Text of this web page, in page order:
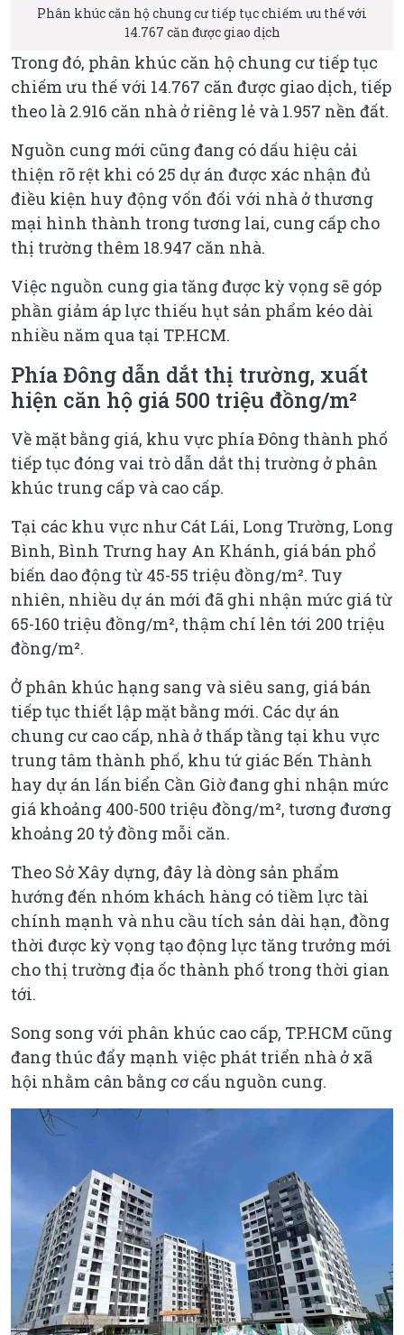
Phân khúc căn hộ chung cư tiếp tục chiếm ưu thế với
14.767 căn được giao dịch
Trong đó, phân khúc căn hộ chung cư tiếp tục
chiếm ưu thế với 14.767 căn được giao dịch, tiếp
theo là 2.916 căn nhà ở riêng lẻ và 1.957 nền đất.
Nguồn cung mới cũng đang có dấu hiệu cải
thiện rõ rệt khi có 25 dự án được xác nhận đủ
điều kiện huy động vốn đối với nhà ở thương
mại hình thành trong tương lai, cung cấp cho
thị trường thêm 18.947 căn nhà.
Việc nguồn cung gia tăng được kỳ vọng sẽ góp
phần giảm áp lực thiếu hụt sản phẩm kéo dài
nhiều năm qua tại TP.HCM.
Phía Đông dẫn dắt thị trường, xuất
hiện căn hộ giá 500 triệu đồng/m²
Về mặt bằng giá, khu vực phía Đông thành phố
tiếp tục đóng vai trò dẫn dắt thị trường ở phân
khúc trung cấp và cao cấp.
Tại các khu vực như Cát Lái, Long Trường, Long
Bình, Bình Trưng hay An Khánh, giá bán phổ
biến dao động từ 45-55 triệu đồng/m². Tuy
nhiên, nhiều dự án mới đã ghi nhận mức giá từ
65-160 triệu đồng/m², thậm chí lên tới 200 triệu
đồng/m².
Ở phân khúc hạng sang và siêu sang, giá bán
tiếp tục thiết lập mặt bằng mới. Các dự án
chung cư cao cấp, nhà ở thấp tầng tại khu vực
trung tâm thành phố, khu tứ giác Bến Thành
hay dự án lấn biển Cần Giờ đang ghi nhận mức
giá khoảng 400-500 triệu đồng/m², tương đương
khoảng 20 tỷ đồng mỗi căn.
Theo Sở Xây dựng, đây là dòng sản phẩm
hướng đến nhóm khách hàng có tiềm lực tài
chính mạnh và nhu cầu tích sản dài hạn, đồng
thời được kỳ vọng tạo động lực tăng trưởng mới
cho thị trường địa ốc thành phố trong thời gian
tới.
Song song với phân khúc cao cấp, TP.HCM cũng
đang thúc đẩy mạnh việc phát triển nhà ở xã
hội nhằm cân bằng cơ cấu nguồn cung.